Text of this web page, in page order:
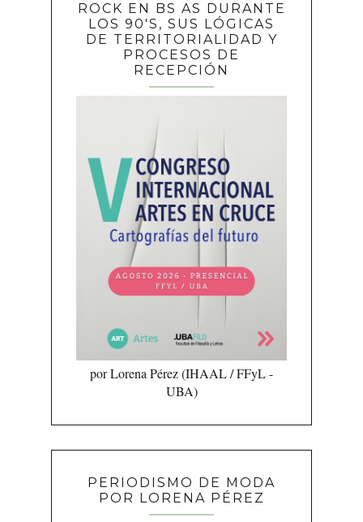
ROCK EN BS AS DURANTE
LOS 90'S, SUS LÓGICAS
DE TERRITORIALIDAD Y
PROCESOS DE
RECEPCIÓN
por Lorena Pérez (IHAAL / FFyL -
UBA)
PERIODISMO DE MODA
POR LORENA PÉREZ